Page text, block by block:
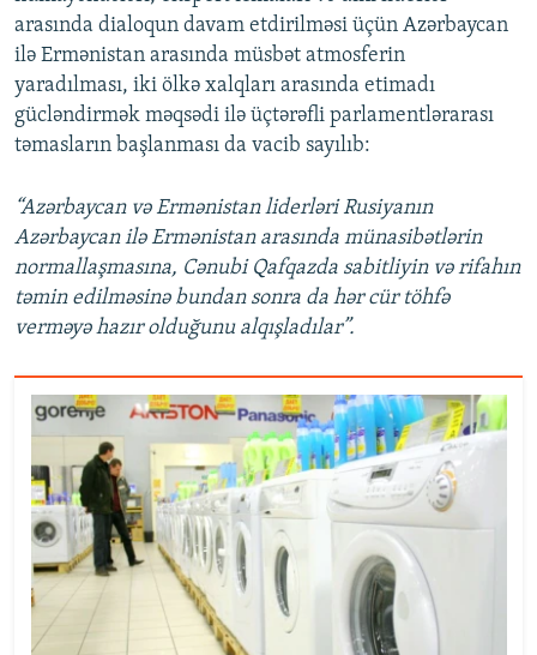
arasında dialoqun davam etdirilməsi üçün Azərbaycan
ilə Ermənistan arasında müsbət atmosferin
yaradılması, iki ölkə xalqları arasında etimadı
gücləndirmək məqsədi ilə üçtərəfli parlamentlərarası
təmasların başlanması da vacib sayılıb:
“Azərbaycan və Ermənistan liderləri Rusiyanın
Azərbaycan ilə Ermənistan arasında münasibətlərin
normallaşmasına, Cənubi Qafqazda sabitliyin və rifahın
təmin edilməsinə bundan sonra da hər cür töhfə
verməyə hazır olduğunu alqışladılar”.